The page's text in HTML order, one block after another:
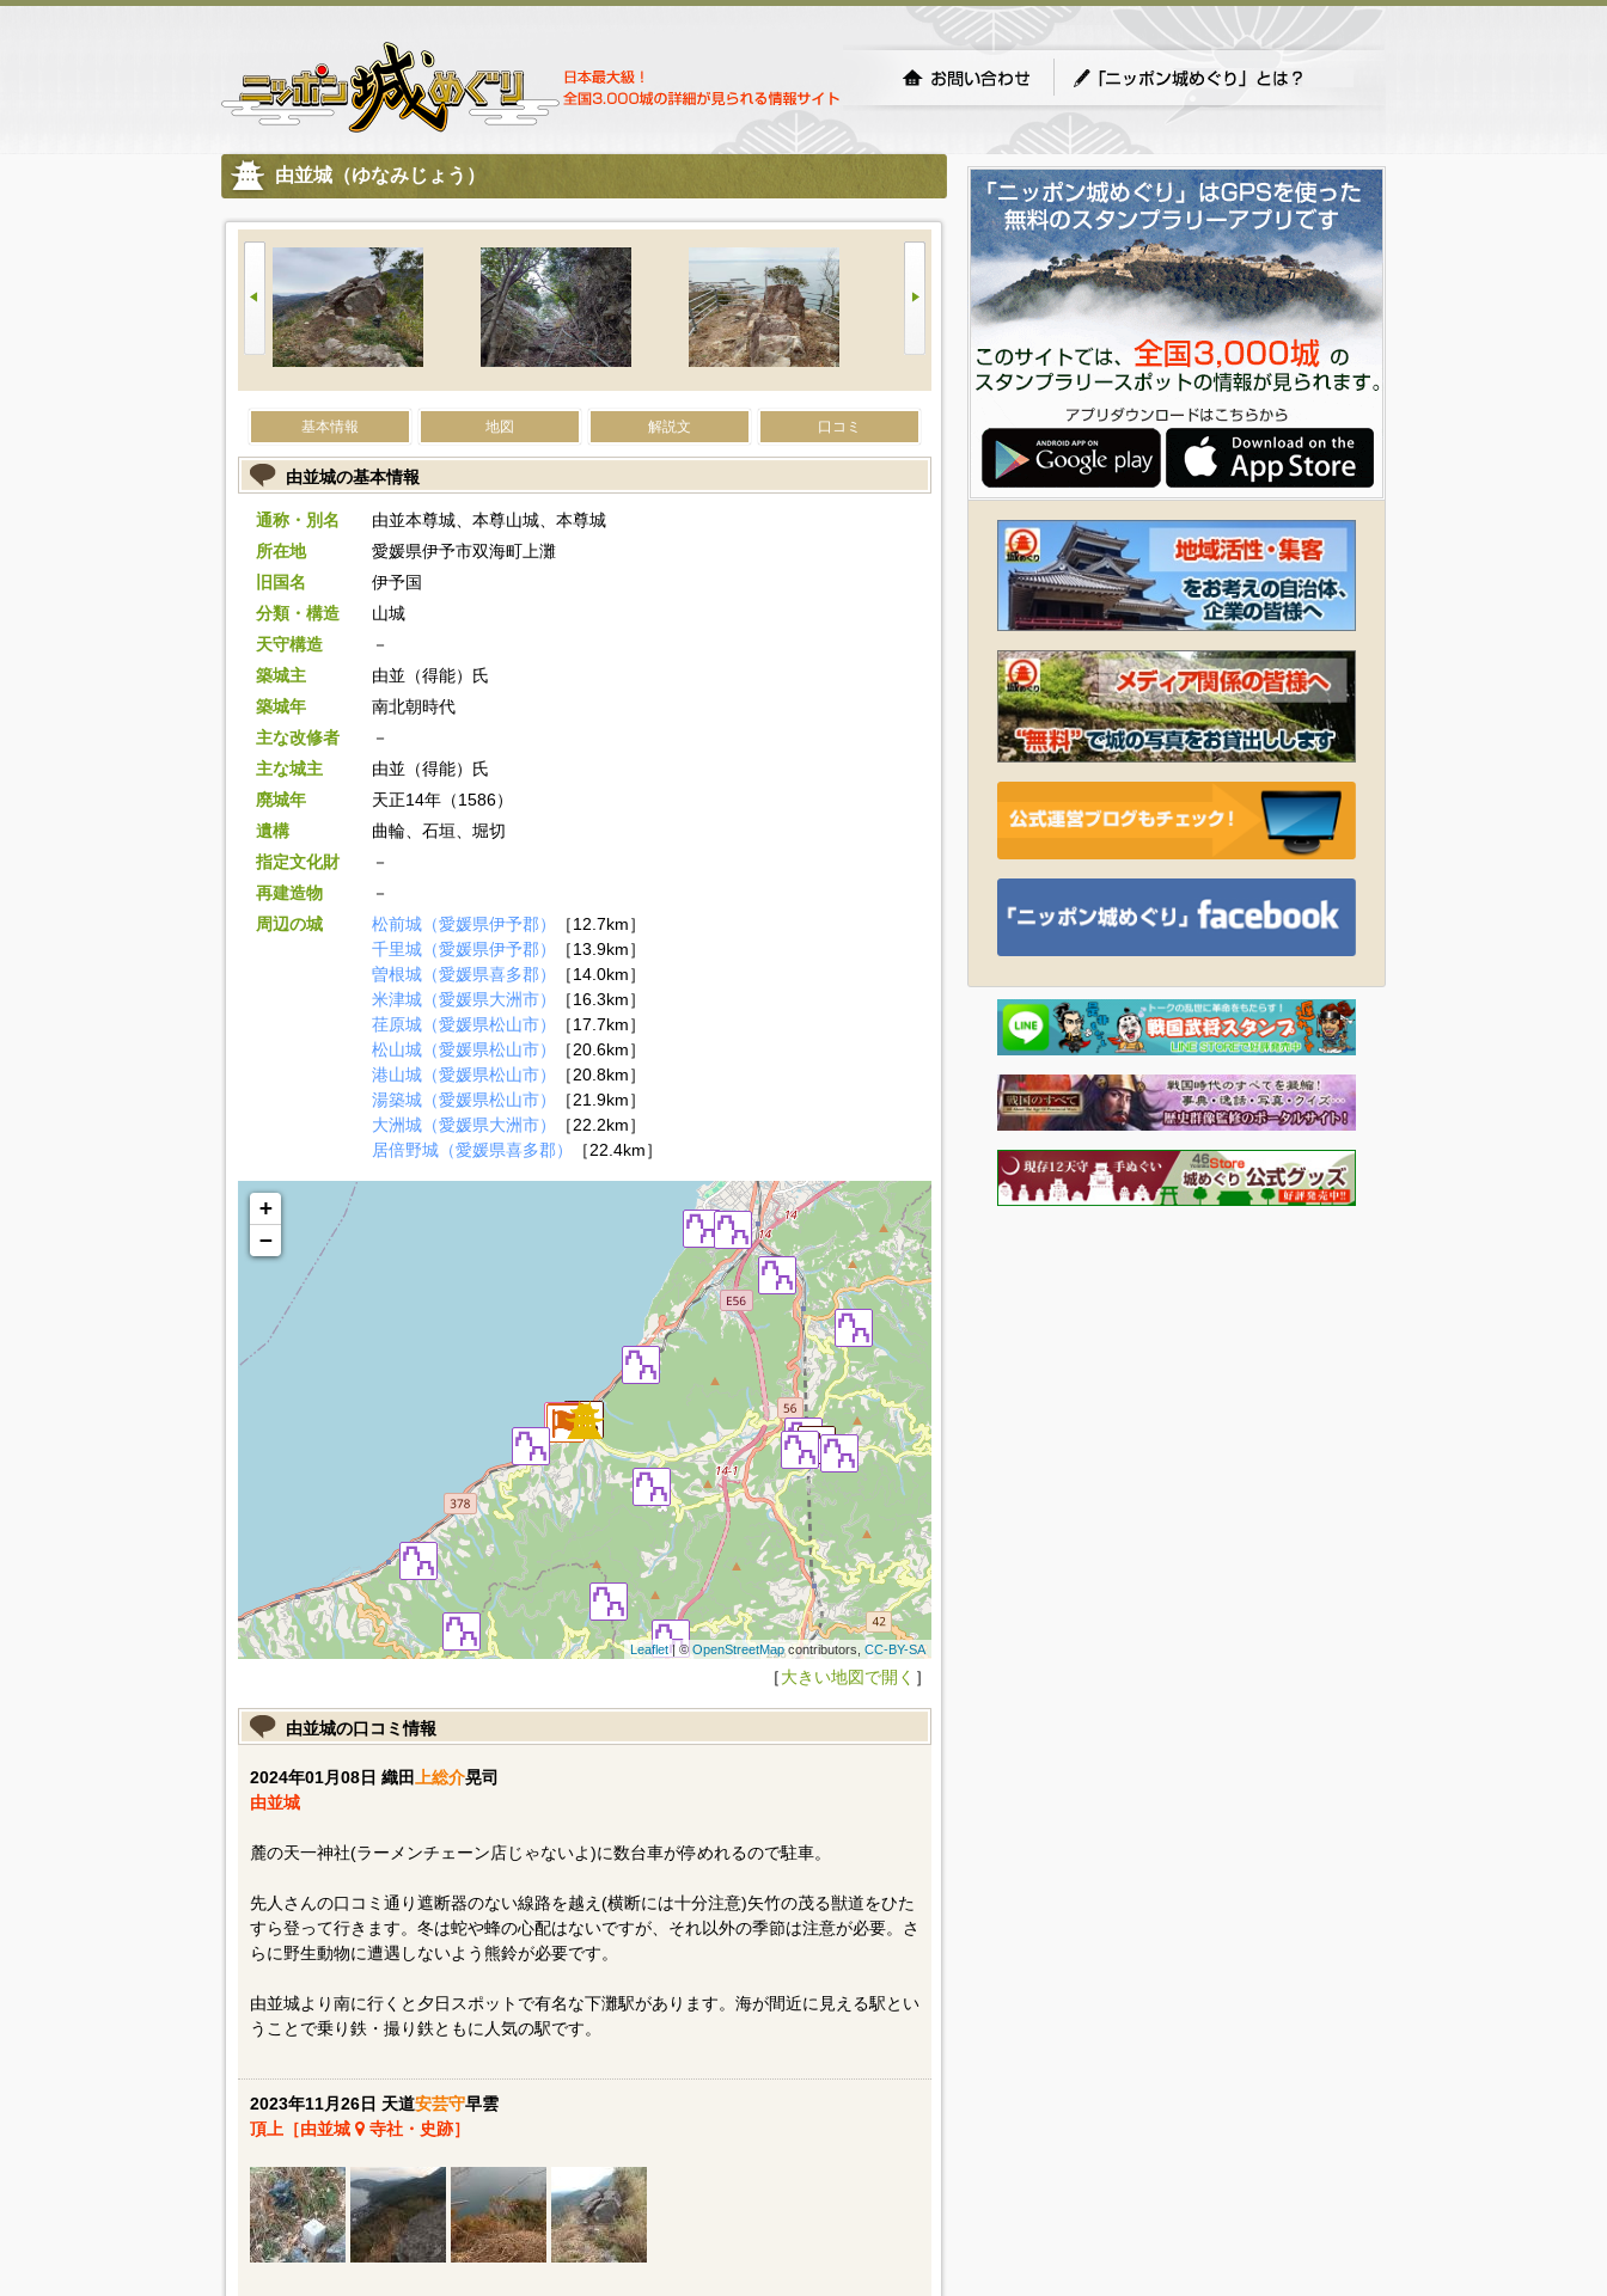
由並城（ゆなみじょう）
基本情報 地図 解説文 口コミ
由並城の基本情報
通称・別名
由並本尊城、本尊山城、本尊城
所在地
愛媛県伊予市双海町上灘
旧国名
伊予国
分類・構造
山城
天守構造
－
築城主
由並（得能）氏
築城年
南北朝時代
主な改修者
－
主な城主
由並（得能）氏
廃城年
天正14年（1586）
遺構
曲輪、石垣、堀切
指定文化財
－
再建造物
－
周辺の城
松前城（愛媛県伊予郡）
［12.7km］
千里城（愛媛県伊予郡）
［13.9km］
曽根城（愛媛県喜多郡）
［14.0km］
米津城（愛媛県大洲市）
［16.3km］
荏原城（愛媛県松山市）
［17.7km］
松山城（愛媛県松山市）
［20.6km］
港山城（愛媛県松山市）
［20.8km］
湯築城（愛媛県松山市）
［21.9km］
大洲城（愛媛県大洲市）
［22.2km］
居倍野城（愛媛県喜多郡）
［22.4km］
+
−
Leaflet| © OpenStreetMapcontributors, CC-BY-SA
［大きい地図で開く ］
由並城の口コミ情報
2024年01月08日 織田 上総介晃司
由並城
麓の天一神社(ラーメンチェーン店じゃないよ)に数台車が停めれるので駐車。
先人さんの口コミ通り遮断器のない線路を越え(横断には十分注意)矢竹の茂る獣道をひた
すら登って行きます。冬は蛇や蜂の心配はないですが、それ以外の季節は注意が必要。さ
らに野生動物に遭遇しないよう熊鈴が必要です。
由並城より南に行くと夕日スポットで有名な下灘駅があります。海が間近に見える駅とい
うことで乗り鉄・撮り鉄ともに人気の駅です。
2023年11月26日 天道安芸守早雲
頂上［由並城
寺社・史跡］